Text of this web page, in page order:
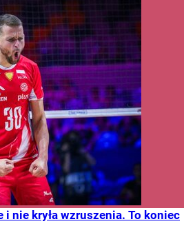
i nie kryła wzruszenia. To koniec